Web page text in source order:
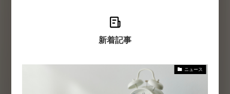
新着記事
ニュース